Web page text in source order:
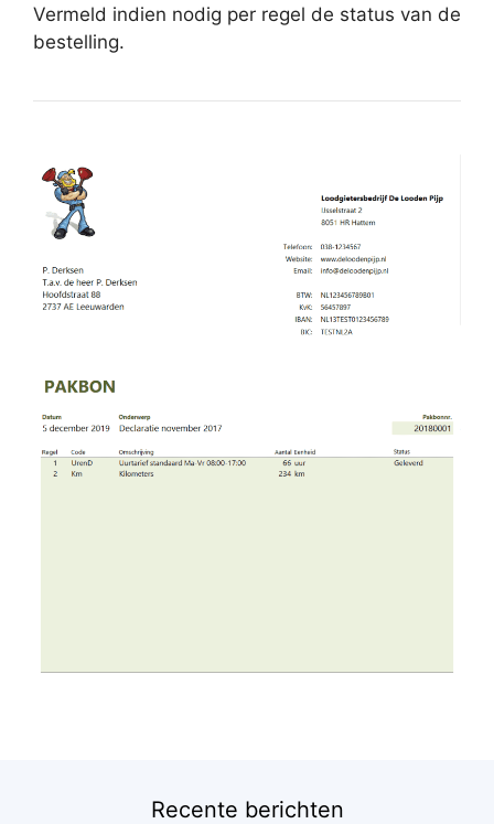
Vermeld indien nodig per regel de status van de
bestelling.
Recente berichten